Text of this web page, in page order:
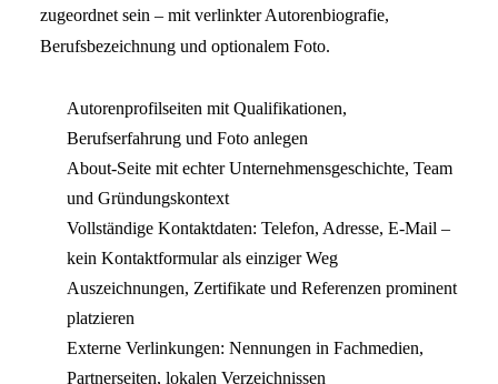
zugeordnet sein – mit verlinkter Autorenbiografie,
Berufsbezeichnung und optionalem Foto.
Autorenprofilseiten mit Qualifikationen,
Berufserfahrung und Foto anlegen
About-Seite mit echter Unternehmensgeschichte, Team
und Gründungskontext
Vollständige Kontaktdaten: Telefon, Adresse, E-Mail –
kein Kontaktformular als einziger Weg
Auszeichnungen, Zertifikate und Referenzen prominent
platzieren
Externe Verlinkungen: Nennungen in Fachmedien,
Partnerseiten, lokalen Verzeichnissen